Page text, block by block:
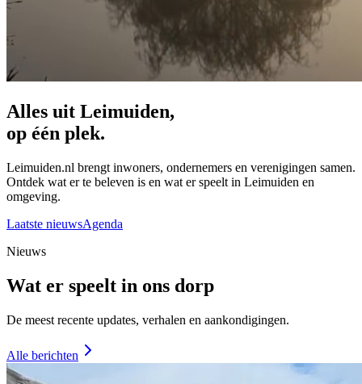
Alles uit Leimuiden,
op één plek.
Leimuiden.nl brengt inwoners, ondernemers en verenigingen samen.
Ontdek wat er te beleven is en wat er speelt in Leimuiden en
omgeving.
Laatste nieuwsAgenda
Nieuws
Wat er speelt in ons dorp
De meest recente updates, verhalen en aankondigingen.
Alle berichten